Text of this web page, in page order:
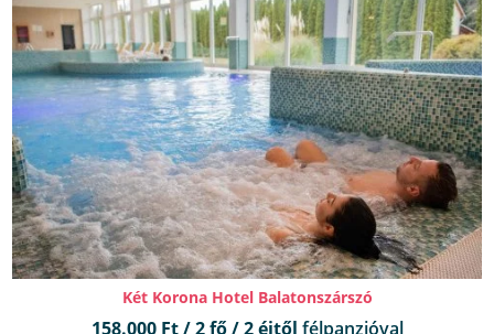
Két Korona Hotel Balatonszárszó
158.000 Ft / 2 fő / 2 éjtől félpanzióval